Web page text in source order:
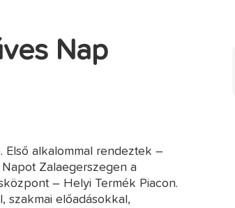
Nap
Első alkalommal rendeztek –
Zalaegerszegen a
– Helyi Termék Piacon.
szakmai előadásokkal,